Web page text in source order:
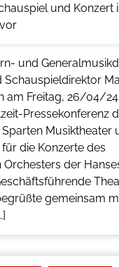
und
Schauspieldirektor
am Freitag, 26/04/
Pressekonferenz
Musiktheater
die Konzerte des
Orchesters der
gemeinsam